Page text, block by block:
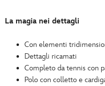
La magia nei dettagli
Con elementi
Dettagli ricamati
Completo da tennis con
Polo con colletto e